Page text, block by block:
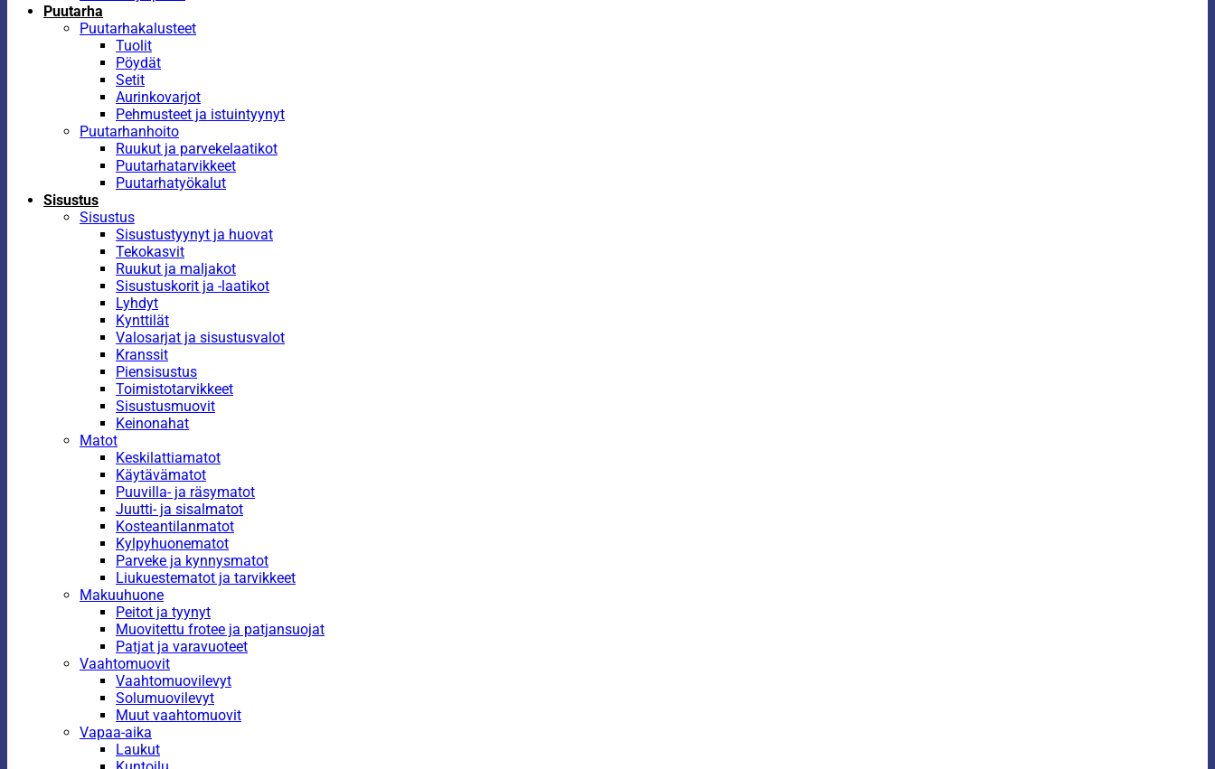
Puutarha
Puutarhakalusteet
Tuolit
Pöydät
Setit
Aurinkovarjot
Pehmusteet ja istuintyynyt
Puutarhanhoito
Ruukut ja parvekelaatikot
Puutarhatarvikkeet
Puutarhatyökalut
Sisustus
Sisustus
Sisustustyynyt ja huovat
Tekokasvit
Ruukut ja maljakot
Sisustuskorit ja -laatikot
Lyhdyt
Kynttilät
Valosarjat ja sisustusvalot
Kranssit
Piensisustus
Toimistotarvikkeet
Sisustusmuovit
Keinonahat
Matot
Keskilattiamatot
Käytävämatot
Puuvilla- ja räsymatot
Juutti- ja sisalmatot
Kosteantilanmatot
Kylpyhuonematot
Parveke ja kynnysmatot
Liukuestematot ja tarvikkeet
Makuuhuone
Peitot ja tyynyt
Muovitettu frotee ja patjansuojat
Patjat ja varavuoteet
Vaahtomuovit
Vaahtomuovilevyt
Solumuovilevyt
Muut vaahtomuovit
Vapaa-aika
Laukut